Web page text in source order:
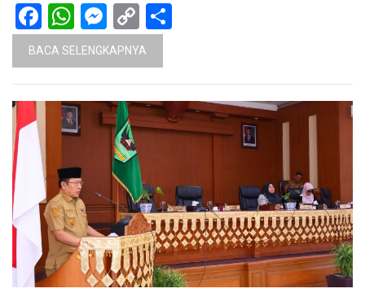
Facebook
WhatsApp
Messenger
Copy
Link
BACA SELENGKAPNYA